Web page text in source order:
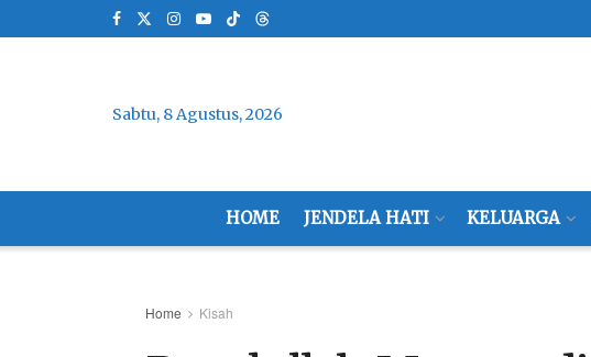
Sabtu, 8 Agustus, 2026
HOME JENDELA HATI KELUARGA
Home Kisah